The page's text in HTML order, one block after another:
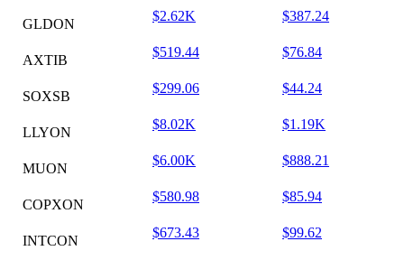
GLDON
$2.62K $387.24
AXTIB
$519.44 $76.84
SOXSB
$299.06 $44.24
LLYON
$8.02K $1.19K
MUON
$6.00K $888.21
COPXON
$580.98 $85.94
INTCON
$673.43 $99.62